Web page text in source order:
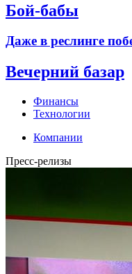
Бой-бабы
Даже в реслинге
Вечерний базар
Финансы
Технологии
Компании
Пресс-релизы